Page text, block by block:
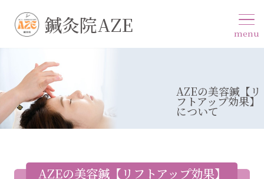
鍼灸院AZE menu
AZEの美容鍼【リ
フトアップ効果】
について
AZEの美容鍼【リフトアップ効果】